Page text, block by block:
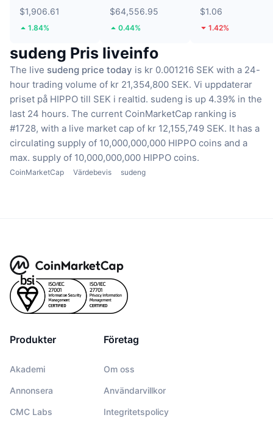
$1,906.61
1.84%
$64,556.95
0.44%
$1.06
1.42%
sudeng Pris liveinfo
The live sudeng price today is kr 0.001216 SEK with a 24-
hour trading volume of kr 21,354,800 SEK. Vi uppdaterar
priset på HIPPO till SEK i realtid. sudeng is up 4.39% in the
last 24 hours. The current CoinMarketCap ranking is
#1728, with a live market cap of kr 12,155,749 SEK. It has a
circulating supply of 10,000,000,000 HIPPO coins and a
max. supply of 10,000,000,000 HIPPO coins.
CoinMarketCap Värdebevis sudeng
Produkter
Akademi
Annonsera
CMC Labs
Företag
Om oss
Användarvillkor
Integritetspolicy